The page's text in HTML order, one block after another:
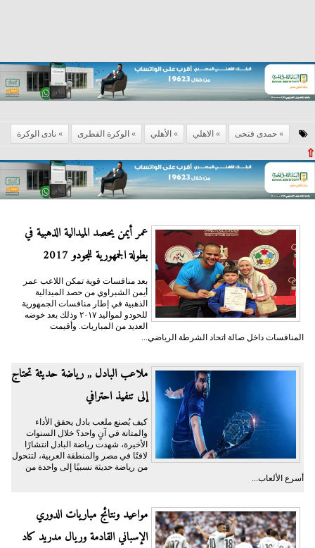
حمدى فتحى الاهلي الأهلي الوكرة القطرى نادى الوكرة
⇧
عمر أيمن يحصد الميدالية الذهبية في
بطولة الجمهورية للجودو 2017
بعد منافسات قوية تمكن اللاعب عمر
أيمن الشبراوي من حصد الميدالية
الذهبية في إطار منافسات الجمهورية
للحودو لمواليد ٢٠١٧ وذلك بعد خوضه
العديد من المباريات. وأقيمت
المنافسات داخل صالة اتحاد الشرطة الرياضي...
ملاعب البادل ,, رياضة حديثة تحتاج
إلى تنفيذ احترافي
كيف يُصنع ملعب بادل يحقق الأداء
والمتانة في آنٍ واحد؟ خلال السنوات
الأخيرة، شهدت رياضة البادل انتشارًا
لافتًا في مصر والمنطقة العربية، لتتحول
من رياضة حديثة نسبيًا إلى واحدة من
أسرع الألعاب...
مواعيد ونتائج مباريات الدوري
الإسباني القادمة وريال مدريد كاد